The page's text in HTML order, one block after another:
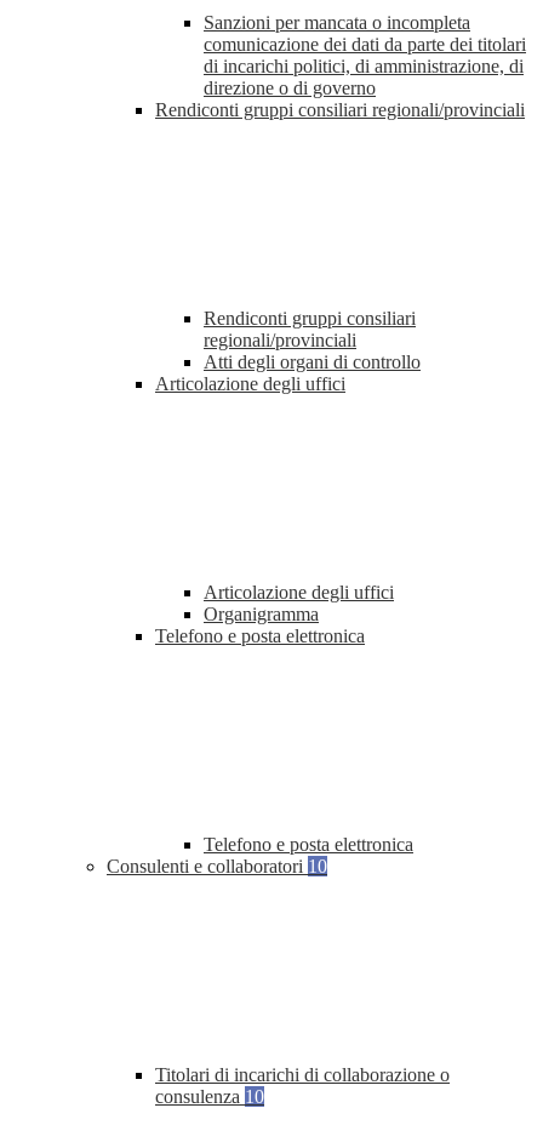
Sanzioni per mancata o incompleta
comunicazione dei dati da parte dei titolari
di incarichi politici, di amministrazione, di
direzione o di governo
Rendiconti gruppi consiliari regionali/provinciali
Rendiconti gruppi consiliari
regionali/provinciali
Atti degli organi di controllo
Articolazione degli uffici
Articolazione degli uffici
Organigramma
Telefono e posta elettronica
Telefono e posta elettronica
Consulenti e collaboratori 10
Titolari di incarichi di collaborazione o
consulenza 10